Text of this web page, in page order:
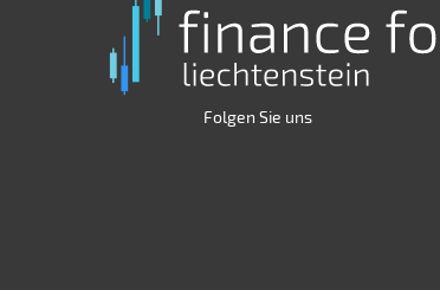
Folgen Sie uns